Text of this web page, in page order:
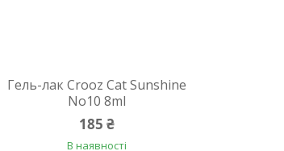
Гель-лак Crooz Cat Sunshine
No10 8ml
185 ₴
В наявності